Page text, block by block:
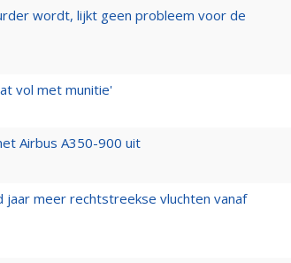
wordt, lijkt geen probleem voor de
vol met munitie'
Airbus A350-900 uit
jaar meer rechtstreekse vluchten vanaf